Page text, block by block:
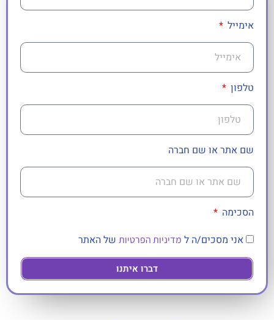
אימייל
טלפון
שם אתר או שם חברה
הסכימה
אני מסכים/ה ל מדיניות הפרטיות של האתר
דברו איתנו